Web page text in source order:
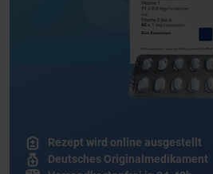
Rezept wird online ausgestellt
Deutsches Originalmedikament